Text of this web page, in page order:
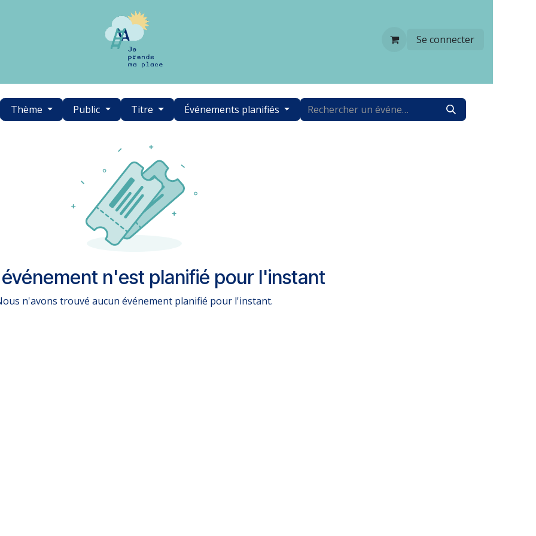
Se connecter
Thème Public Titre Événements planifiés
n'est planifié pour l'instant
n'avons trouvé aucun événement planifié pour l'instant.